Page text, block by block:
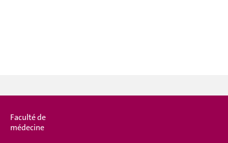
Faculté de
médecine